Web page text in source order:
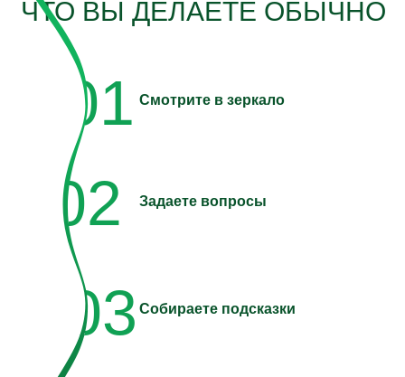
01
02
03
Смотрите в зеркало
Собираете подсказки
Задаете вопросы
ЧТО ВЫ ДЕЛАЕТЕ ОБЫЧНО